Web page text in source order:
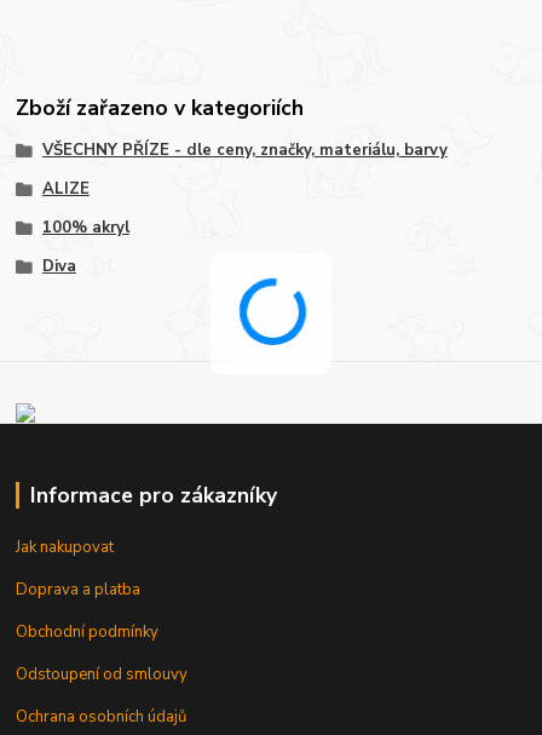
Zboží zařazeno v kategoriích
VŠECHNY PŘÍZE - dle ceny, značky, materiálu, barvy
ALIZE
100% akryl
Diva
Informace pro zákazníky
Jak nakupovat
Doprava a platba
Obchodní podmínky
Odstoupení od smlouvy
Ochrana osobních údajů